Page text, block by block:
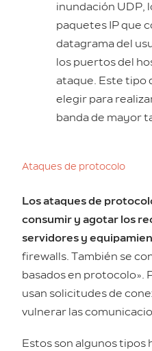
inundación UDP,
paquetes IP que
datagrama del
los puertos del
ataque. Este tipo
elegir para
banda de mayor
Ataques de protocolo
Los ataques de
consumir y agotar los
servidores y
firewalls. También se
basados en protocolo».
usan solicitudes de
vulnerar las
Estos son algunos tipos